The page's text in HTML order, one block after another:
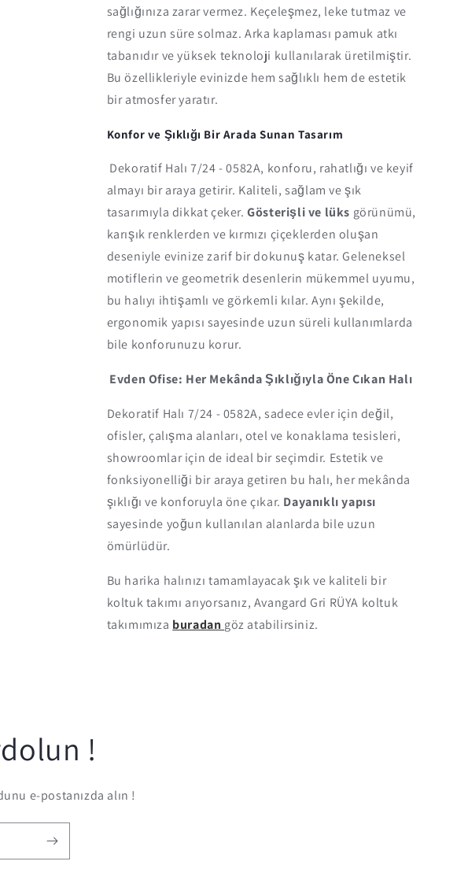
sağlığınıza zarar vermez. Keçeleşmez, leke tutmaz ve
rengi uzun süre solmaz. Arka kaplaması pamuk atkı
tabanıdır ve yüksek teknoloji kullanılarak üretilmiştir.
Bu özellikleriyle evinizde hem sağlıklı hem de estetik
bir atmosfer yaratır.
Konfor ve Şıklığı Bir Arada Sunan Tasarım
Dekoratif Halı 7/24 - 0582A, konforu, rahatlığı ve keyif
almayı bir araya getirir. Kaliteli, sağlam ve şık
tasarımıyla dikkat çeker.Gösterişli ve lüks görünümü,
karışık renklerden ve kırmızı çiçeklerden oluşan
deseniyle evinize zarif bir dokunuş katar. Geleneksel
motiflerin ve geometrik desenlerin mükemmel uyumu,
bu halıyı ihtişamlı ve görkemli kılar. Aynı şekilde,
ergonomik yapısı sayesinde uzun süreli kullanımlarda
bile konforunuzu korur.
Evden Ofise: Her Mekânda Şıklığıyla Öne Çıkan Halı
Dekoratif Halı 7/24 - 0582A, sadece evler için değil,
ofisler, çalışma alanları, otel ve konaklama tesisleri,
showroomlar için de ideal bir seçimdir. Estetik ve
fonksiyonelliği bir araya getiren bu halı, her mekânda
şıklığı ve konforuyla öne çıkar. Dayanıklı yapısı
sayesinde yoğun kullanılan alanlarda bile uzun
ömürlüdür.
Bu harika halınızı tamamlayacak şık ve kaliteli bir
koltuk takımı arıyorsanız, Avangard Gri RÜYA koltuk
takımımıza buradan göz atabilirsiniz.
!
e-postanızda alın !